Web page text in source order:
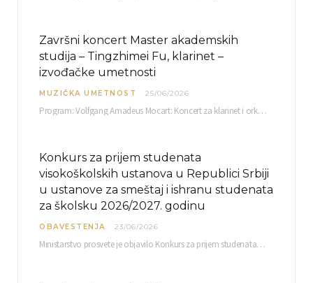
Završni koncert Master akademskih
studija – Tingzhimei Fu, klarinet –
izvođačke umetnosti
MUZIČKA UMETNOST 25/06/2026
Program: Volfgang Amadeus Mocart: Koncert za klarinet i orkestar, A-dur Mentor Miloš Mijatović, redovni profesor…
Konkurs za prijem studenata
visokoškolskih ustanova u Republici Srbiji
u ustanove za smeštaj i ishranu studenata
za školsku 2026/2027. godinu
OBAVESTENJA 23/06/2026
Ministarstvo prosvete je objavilo Konkurs za prijem studenata visokoškolskih ustanova u Republici Srbiji u ustanove…